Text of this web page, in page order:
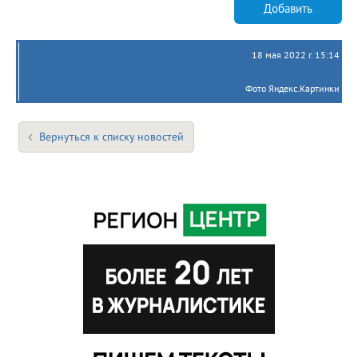
Добавить
18 мая 2022 г. 15:14
Фото Яндекс.Картинки
Вернуться к списку новостей